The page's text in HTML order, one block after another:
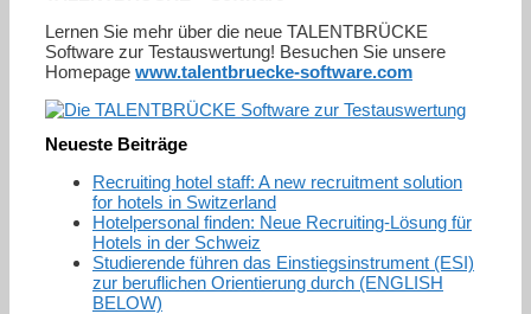
Lernen Sie mehr über die neue TALENTBRÜCKE
Software zur Testauswertung! Besuchen Sie unsere
Homepage www.talentbruecke-software.com
Neueste Beiträge
Recruiting hotel staff: A new recruitment solution
for hotels in Switzerland
Hotelpersonal finden: Neue Recruiting-Lösung für
Hotels in der Schweiz
Studierende führen das Einstiegsinstrument (ESI)
zur beruflichen Orientierung durch (ENGLISH
BELOW)